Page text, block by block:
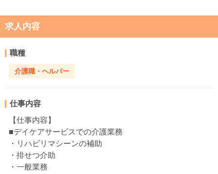
求人内容
職種
介護職・ヘルパー
仕事内容
【仕事内容】
■デイケアサービスでの介護業務
・リハビリマシーンの補助
・排せつ介助
・一般業務